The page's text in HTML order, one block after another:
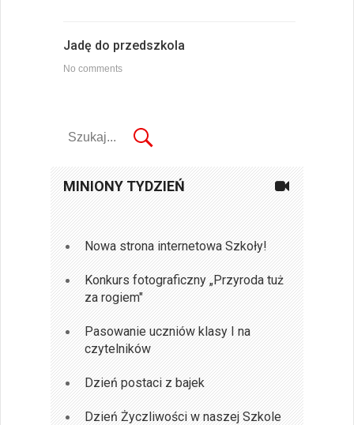
Jadę do przedszkola
No comments
MINIONY TYDZIEŃ
Nowa strona internetowa Szkoły!
Konkurs fotograficzny „Przyroda tuż
za rogiem"
Pasowanie uczniów klasy I na
czytelników
Dzień postaci z bajek
Dzień Życzliwości w naszej Szkole